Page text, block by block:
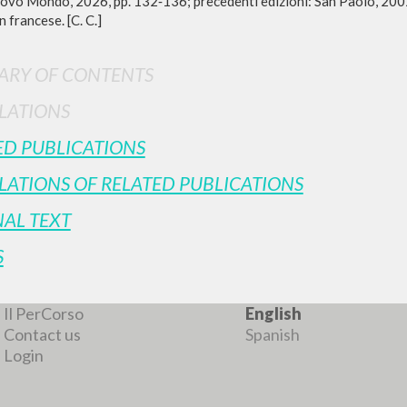
francese. [C. C.]
OF CONTENTS
PUBLICATIONS
OF RELATED PUBLICATIONS
TEXT
BROWSE
Il PerCorso
Contact us
Login
English
Spanish